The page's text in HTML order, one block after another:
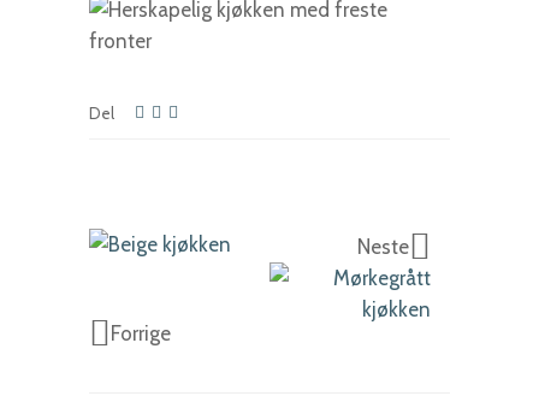
Del
Forrige
Neste